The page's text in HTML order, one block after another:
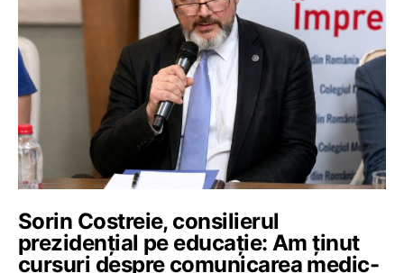
Sorin Costreie, consilierul
prezidențial pe educație: Am ținut
cursuri despre comunicarea medic-